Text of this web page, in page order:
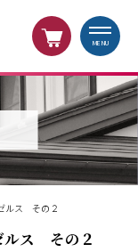
MENU
ルス その２
ルス その２